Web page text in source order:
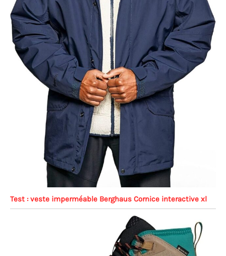
Test : veste imperméable Berghaus Cornice interactive xl